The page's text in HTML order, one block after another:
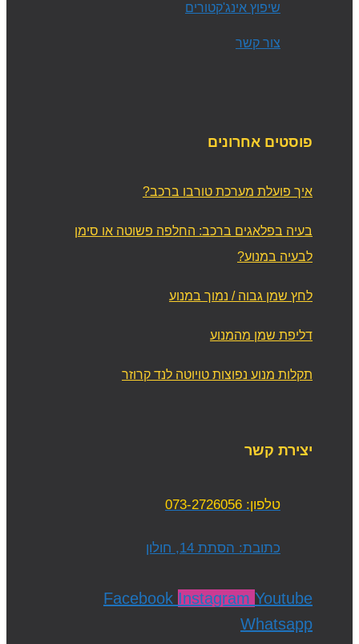
שיפוץ אינג'קטורים
צור קשר
פוסטים אחרונים
איך פועלת מערכת טורבו ברכב?
בעיה בפלאגים ברכב: החלפה פשוטה או סימן
לבעיה במנוע?
לחץ שמן גבוה / נמוך במנוע
דליפת שמן מהמנוע
תקלות מנוע נפוצות טויוטה לנד קרוזר
יצירת קשר
טלפון: 073-2726056
כתובת: הסתת 14, חולון
Facebook Instagram Youtube
Whatsapp